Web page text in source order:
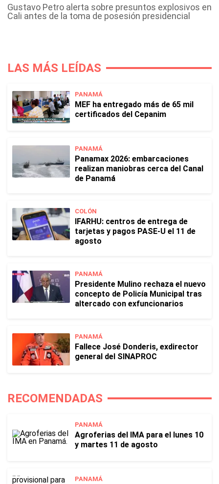
Gustavo Petro alerta sobre presuntos explosivos en
Cali antes de la toma de posesión presidencial
LAS MÁS LEÍDAS
PANAMÁ
MEF ha entregado más de 65 mil
certificados del Cepanim
PANAMÁ
Panamax 2026: embarcaciones
realizan maniobras cerca del Canal
de Panamá
COLÓN
IFARHU: centros de entrega de
tarjetas y pagos PASE-U el 11 de
agosto
PANAMÁ
Presidente Mulino rechaza el nuevo
concepto de Policía Municipal tras
altercado con exfuncionarios
PANAMÁ
Fallece José Donderis, exdirector
general del SINAPROC
RECOMENDADAS
PANAMÁ
Agroferias del IMA para el lunes 10
y martes 11 de agosto
PANAMÁ